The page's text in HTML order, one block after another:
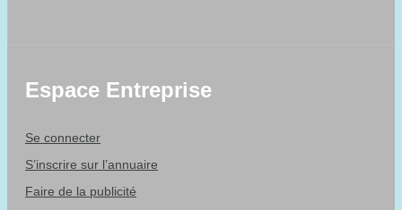
Espace Entreprise
Se connecter
S’inscrire sur l’annuaire
Faire de la publicité